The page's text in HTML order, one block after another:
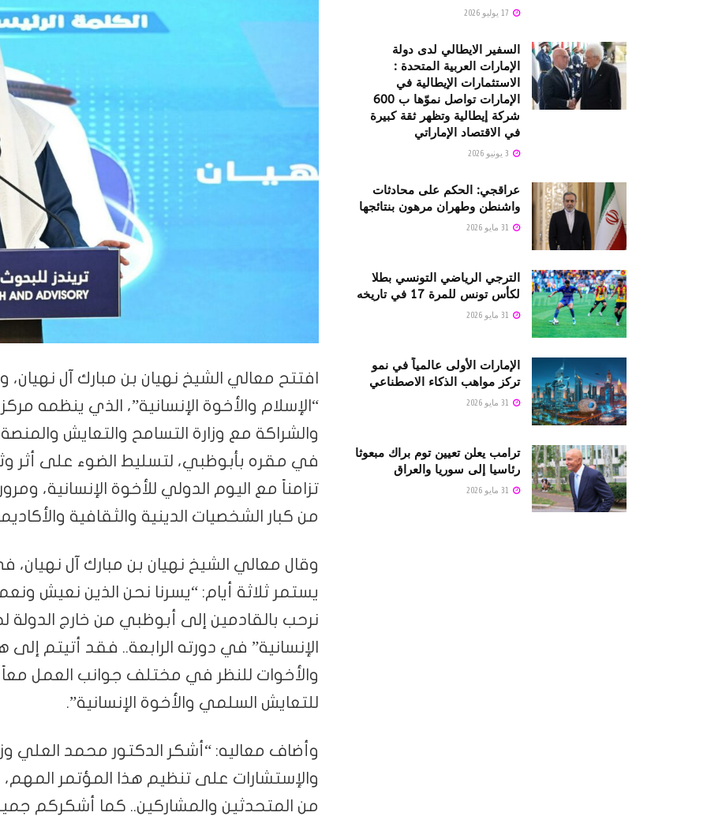
افتتح معالي الشيخ نهيان بن مبارك آل نهيان،
“الإسلام والأخوة الإنسانية”، الذي ينظمه
في مقره بأبوظبي، لتسليط الضوء على أثر
من كبار الشخصيات الدينية والثقافية
وقال معالي الشيخ نهيان بن مبارك آل نهيان،
يستمر ثلاثة أيام: “يسرنا نحن الذين نعيش
نرحب بالقادمين إلى أبوظبي من خارج الدولة
الإنسانية” في دورته الرابعة.. فقد أتيتم
والأخوات للنظر في مختلف جوانب العمل
للتعايش السلمي والأخوة الإنسانية”.
وأضاف معاليه: “أشكر الدكتور محمد العلي
والإستشارات على تنظيم هذا المؤتمر
من المتحدثين والمشاركين.. كما أشكركم
السفير الايطالي لدى دولة
الإمارات العربية المتحدة :
الاستثمارات الإيطالية في
الإمارات تواصل نموّها ب 600
شركة إيطالية وتظهر ثقة كبيرة
في الاقتصاد الإماراتي
عراقجي: الحكم على محادثات
واشنطن وطهران مرهون بنتائجها
الترجي الرياضي التونسي بطلا
لكأس تونس للمرة 17 في تاريخه
الإمارات الأولى عالمياً في نمو
تركز مواهب الذكاء الاصطناعي
ترامب يعلن تعيين توم براك مبعوثا
رئاسيا إلى سوريا والعراق